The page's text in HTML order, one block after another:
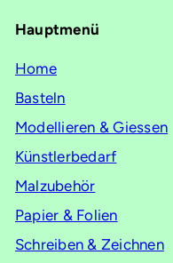
unsere
an
Hauptmenü
Home
Basteln
Modellieren & Giessen
Künstlerbedarf
Malzubehör
Papier & Folien
Schreiben & Zeichnen